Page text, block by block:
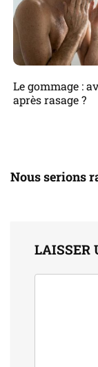
Le gommage :
après rasage ?
Nous serions
LAISSER